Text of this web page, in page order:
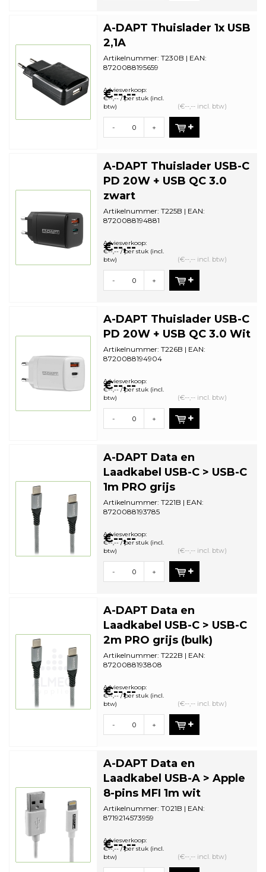
A-DAPT Thuislader 1x USB
2,1A
Artikelnummer: T230B | EAN:
8720088195659
bestelhoeveelheid: 1
€--,--
Adviesverkoop:
€--,-- / per stuk (incl.
btw)
(€--,-- incl. btw)
- +
A-DAPT Thuislader USB-C
PD 20W + USB QC 3.0
zwart
Artikelnummer: T225B | EAN:
8720088194881
bestelhoeveelheid: 1
€--,--
Adviesverkoop:
€--,-- / per stuk (incl.
btw)
(€--,-- incl. btw)
- +
A-DAPT Thuislader USB-C
PD 20W + USB QC 3.0 Wit
Artikelnummer: T226B | EAN:
8720088194904
bestelhoeveelheid: 1
€--,--
Adviesverkoop:
€--,-- / per stuk (incl.
btw)
(€--,-- incl. btw)
- +
A-DAPT Data en
Laadkabel USB-C > USB-C
1m PRO grijs
Artikelnummer: T221B | EAN:
8720088193785
bestelhoeveelheid: 5
€--,--
Adviesverkoop:
€--,-- / per stuk (incl.
btw)
(€--,-- incl. btw)
- +
A-DAPT Data en
Laadkabel USB-C > USB-C
2m PRO grijs (bulk)
Artikelnummer: T222B | EAN:
8720088193808
bestelhoeveelheid: 5
€--,--
Adviesverkoop:
€--,-- / per stuk (incl.
btw)
(€--,-- incl. btw)
- +
A-DAPT Data en
Laadkabel USB-A > Apple
8-pins MFI 1m wit
Artikelnummer: T021B | EAN:
8719214573959
bestelhoeveelheid: 5
€--,--
Adviesverkoop:
€--,-- / per stuk (incl.
btw)
(€--,-- incl. btw)